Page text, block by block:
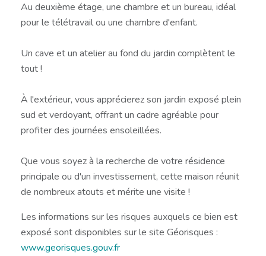
Au deuxième étage, une chambre et un bureau, idéal
pour le télétravail ou une chambre d'enfant.
Un cave et un atelier au fond du jardin complètent le
tout !
À l'extérieur, vous apprécierez son jardin exposé plein
sud et verdoyant, offrant un cadre agréable pour
profiter des journées ensoleillées.
Que vous soyez à la recherche de votre résidence
principale ou d'un investissement, cette maison réunit
de nombreux atouts et mérite une visite !
Les informations sur les risques auxquels ce bien est
exposé sont disponibles sur le site Géorisques :
www.georisques.gouv.fr